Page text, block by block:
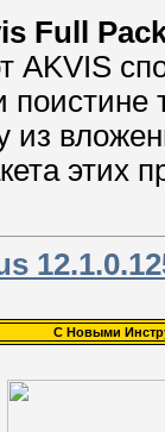
Full
AKVIS
из
этих
С Новыми